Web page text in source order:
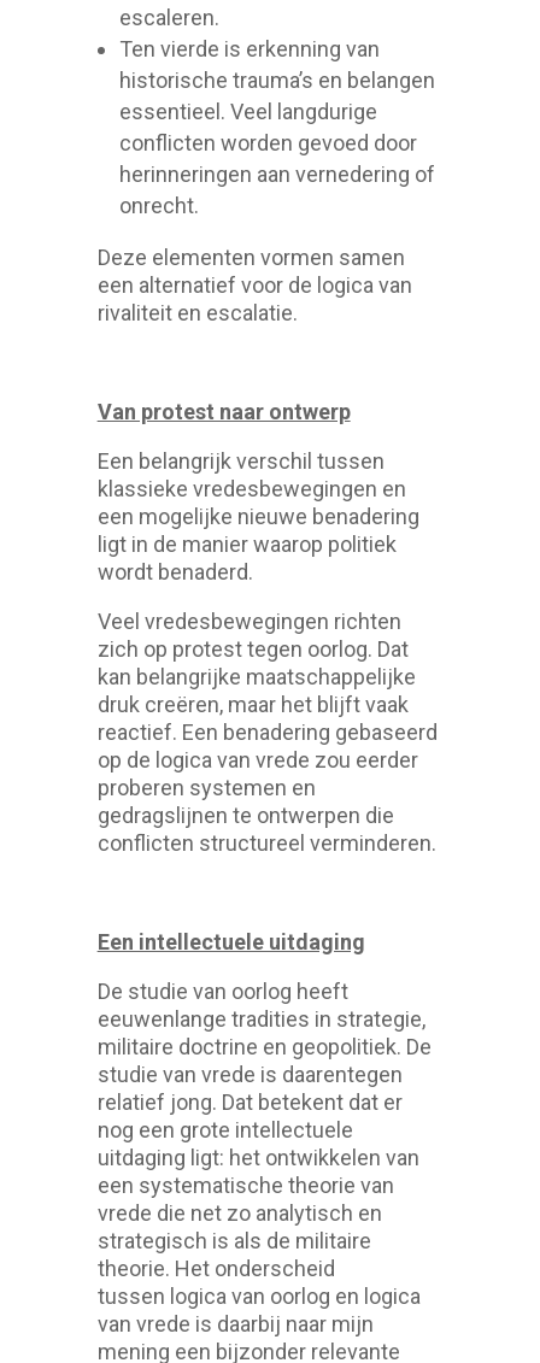
escaleren.
Ten vierde is erkenning van
historische trauma’s en belangen
essentieel. Veel langdurige
conflicten worden gevoed door
herinneringen aan vernedering of
onrecht.
Deze elementen vormen samen
een alternatief voor de logica van
rivaliteit en escalatie.
Van protest naar ontwerp
Een belangrijk verschil tussen
klassieke vredesbewegingen en
een mogelijke nieuwe benadering
ligt in de manier waarop politiek
wordt benaderd.
Veel vredesbewegingen richten
zich op protest tegen oorlog. Dat
kan belangrijke maatschappelijke
druk creëren, maar het blijft vaak
reactief. Een benadering gebaseerd
op de logica van vrede zou eerder
proberen systemen en
gedragslijnen te ontwerpen die
conflicten structureel verminderen.
Een intellectuele uitdaging
De studie van oorlog heeft
eeuwenlange tradities in strategie,
militaire doctrine en geopolitiek. De
studie van vrede is daarentegen
relatief jong. Dat betekent dat er
nog een grote intellectuele
uitdaging ligt: het ontwikkelen van
een systematische theorie van
vrede die net zo analytisch en
strategisch is als de militaire
theorie. Het onderscheid
tussen logica van oorlog en logica
van vrede is daarbij naar mijn
mening een bijzonder relevante